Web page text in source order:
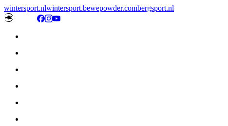
wintersport.nlwintersport.bewepowder.combergsport.nl